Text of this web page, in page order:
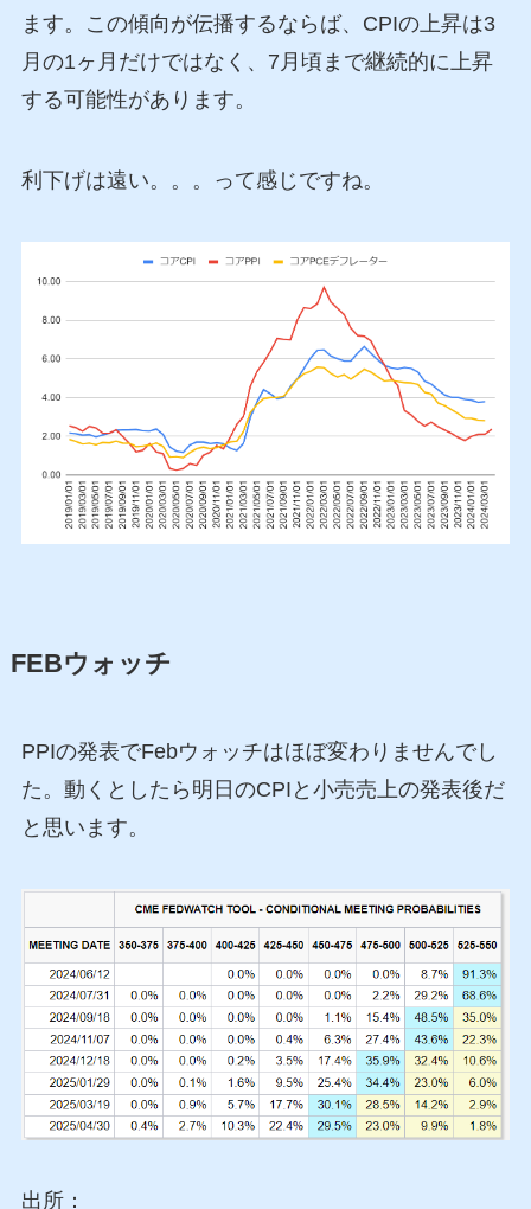
ます。この傾向が伝播するならば、CPIの上昇は3
月の1ヶ月だけではなく、7月頃まで継続的に上昇
する可能性があります。
利下げは遠い。。。って感じですね。
FEBウォッチ
PPIの発表でFebウォッチはほぼ変わりませんでし
た。動くとしたら明日のCPIと小売売上の発表後だ
と思います。
出所：